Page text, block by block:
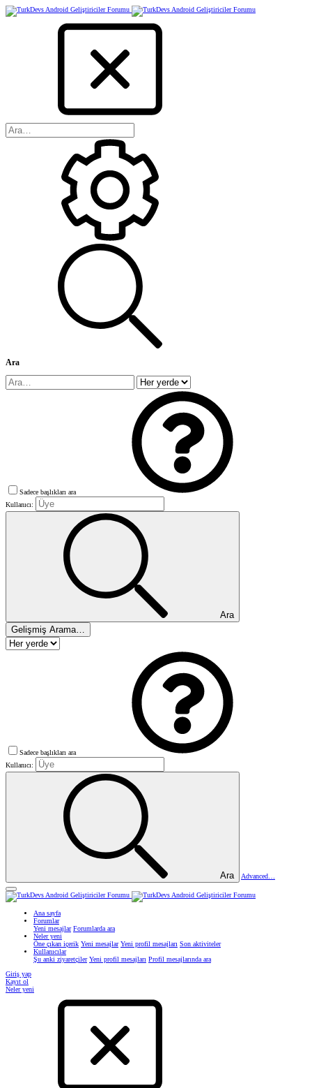
Ara
Sadece başlıkları ara
Kullanıcı:
Ara
Gelişmiş Arama…
Sadece başlıkları ara
Kullanıcı:
Ara Advanced…
Ana sayfa
Forumlar
Yeni mesajlar Forumlarda ara
Neler yeni
Öne çıkan içerik Yeni mesajlar Yeni profil mesajları Son aktiviteler
Kullanıcılar
Şu anki ziyaretçiler Yeni profil mesajları Profil mesajlarında ara
Giriş yap
Kayıt ol
Neler yeni